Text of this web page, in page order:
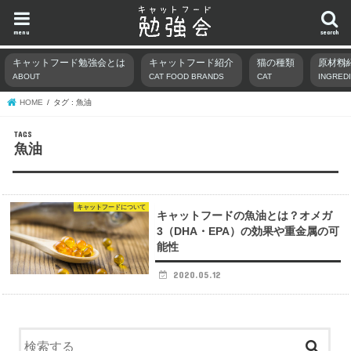
search
menu
キャットフード勉強会とは
ABOUT
キャットフード紹介
CAT FOOD BRANDS
猫の種類
CAT
原材料
HOME タグ : 魚油
魚油
キャットフードについて
キャットフードの魚油とは？オメガ
3（DHA・EPA）の効果や重金属の可
能性
2020.05.12